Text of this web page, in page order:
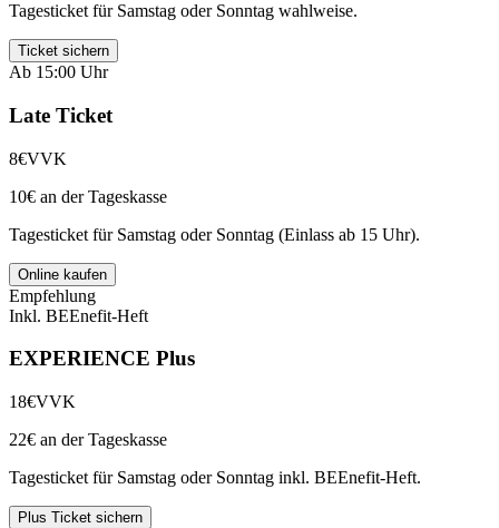
Tagesticket für Samstag oder Sonntag wahlweise.
Ticket sichern
Ab 15:00 Uhr
Late Ticket
8€VVK
10€ an der Tageskasse
Tagesticket für Samstag oder Sonntag (Einlass ab 15 Uhr).
Online kaufen
Empfehlung
Inkl. BEEnefit-Heft
EXPERIENCE Plus
18€VVK
22€ an der Tageskasse
Tagesticket für Samstag oder Sonntag inkl. BEEnefit-Heft.
Plus Ticket sichern